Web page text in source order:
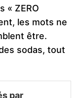
« ZERO
les mots ne
être.
sodas, tout
par